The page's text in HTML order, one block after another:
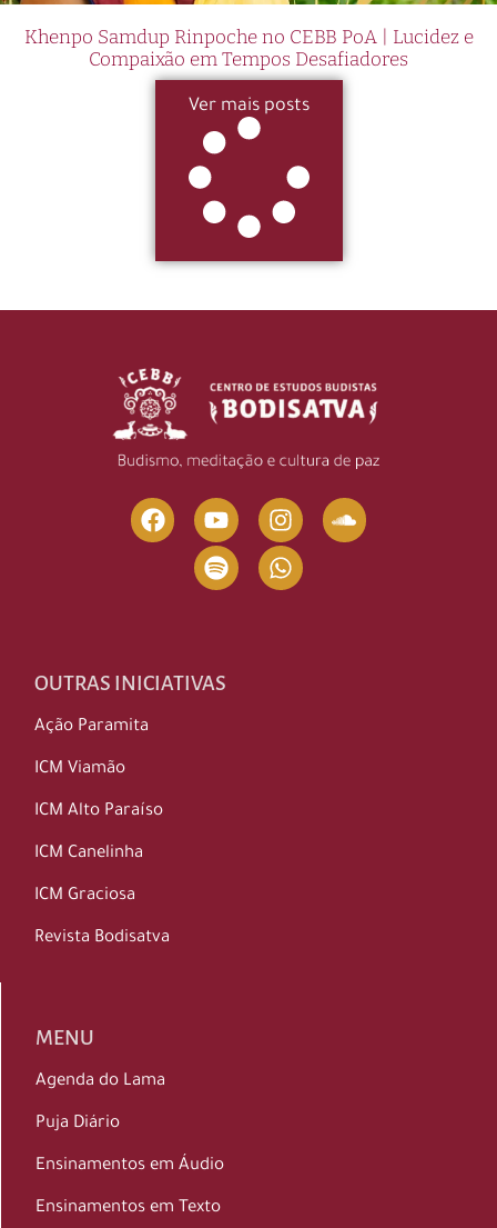
Khenpo Samdup Rinpoche no CEBB PoA | Lucidez e
Compaixão em Tempos Desafiadores
Ver mais posts
OUTRAS INICIATIVAS
Ação Paramita
ICM Viamão
ICM Alto Paraíso
ICM Canelinha
ICM Graciosa
Revista Bodisatva
MENU
Agenda do Lama
Puja Diário
Ensinamentos em Áudio
Ensinamentos em Texto